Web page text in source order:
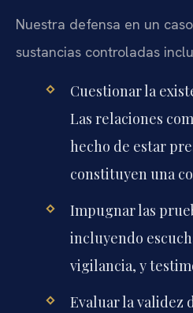
Nuestra defensa en un
sustancias controladas
Cuestionar la
Las relaciones
hecho de estar
constituyen una
Impugnar las
incluyendo
vigilancia, y
Evaluar la validez